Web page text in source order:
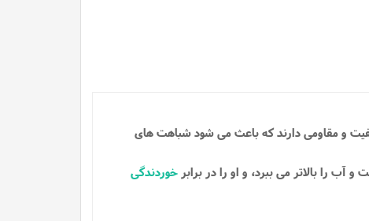
و مقاومی دارند که باعث می شود شباهت های
آب را بالاتر می ببرد، و او را در برابر خوردندگی